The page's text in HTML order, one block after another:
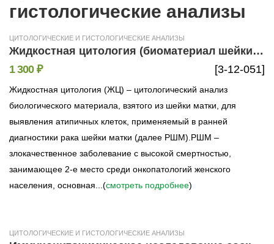
гистологические анализы
ЦИТОЛОГИЧЕСКИЕ И ГИСТОЛОГИЧЕСКИЕ АНАЛИЗЫ
Жидкостная цитология (биоматериал шейки матки, окрашивание по Папаниколау)
[3-12-051]
1 300 ₽
Жидкостная цитология (ЖЦ) – цитологический анализ
биологического материала, взятого из шейки матки, для
выявления атипичных клеток, применяемый в ранней
диагностики рака шейки матки (далее РШМ).РШМ –
злокачественное заболевание с высокой смертностью,
занимающее 2-е место среди онкопатологий женского
населения, основная...(смотреть подробнее)
ЦИТОЛОГИЧЕСКИЕ И ГИСТОЛОГИЧЕСКИЕ АНАЛИЗЫ